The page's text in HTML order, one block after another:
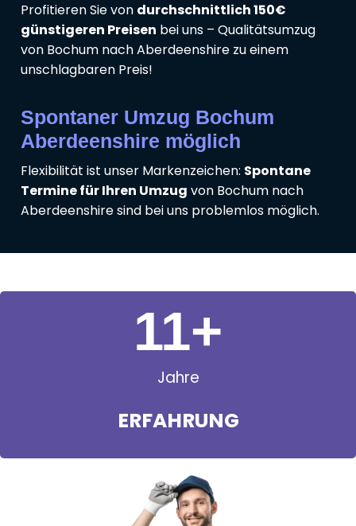
Profitieren Sie von durchschnittlich 150€
günstigeren Preisen bei uns – Qualitätsumzug
von Bochum nach Aberdeenshire zu einem
unschlagbaren Preis!
Spontaner Umzug Bochum
Aberdeenshire möglich
Flexibilität ist unser Markenzeichen: Spontane
Termine für Ihren Umzug von Bochum nach
Aberdeenshire sind bei uns problemlos möglich.
Jahre
ERFAHRUNG
11+